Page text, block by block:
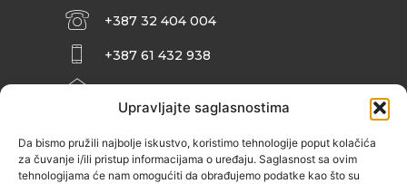
Upravljajte saglasnostima
Da bismo pružili najbolje iskustvo, koristimo tehnologije poput kolačića
za čuvanje i/ili pristup informacijama o uređaju. Saglasnost sa ovim
tehnologijama će nam omogućiti da obrađujemo podatke kao što su
+387 32 404 004
+387 61 432 938
INFO@ZENIT.BA
ZENIČANKA, 3. SPRAT), 72000 ZENICA